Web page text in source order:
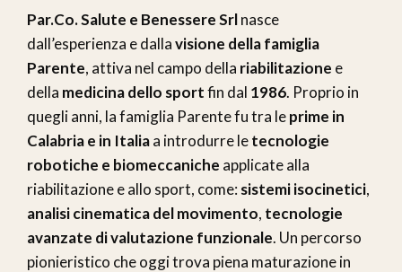
Par.Co. Salute e Benessere Srlnasce
dall’esperienza e dallavisione della famiglia
Parente, attiva nel campo della riabilitazione e
della medicina dello sportfin dal 1986. Proprio in
quegli anni, la famiglia Parente fu tra leprime in
Calabria e in Italiaa introdurre letecnologie
robotiche e biomeccaniche applicate alla
riabilitazione e allo sport, come: sistemi isocinetici,
analisi cinematica del movimento, tecnologie
avanzate di valutazione funzionale. Un percorso
pionieristico che oggi trova piena maturazione in